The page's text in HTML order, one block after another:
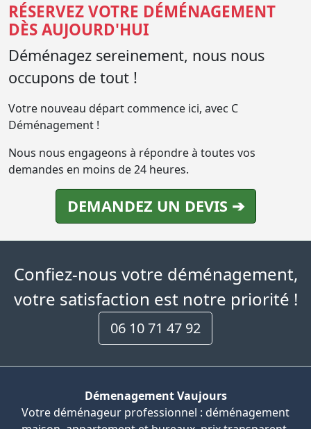
RÉSERVEZ VOTRE DÉMÉNAGEMENT
DÈS AUJOURD'HUI
Déménagez sereinement, nous nous
occupons de tout !
Votre nouveau départ commence ici, avec C
Déménagement !
Nous nous engageons à répondre à toutes vos
demandes en moins de 24 heures.
DEMANDEZ UN DEVIS ➔
Confiez-nous votre déménagement,
votre satisfaction est notre priorité !
06 10 71 47 92
Démenagement Vaujours
Votre déménageur professionnel : déménagement